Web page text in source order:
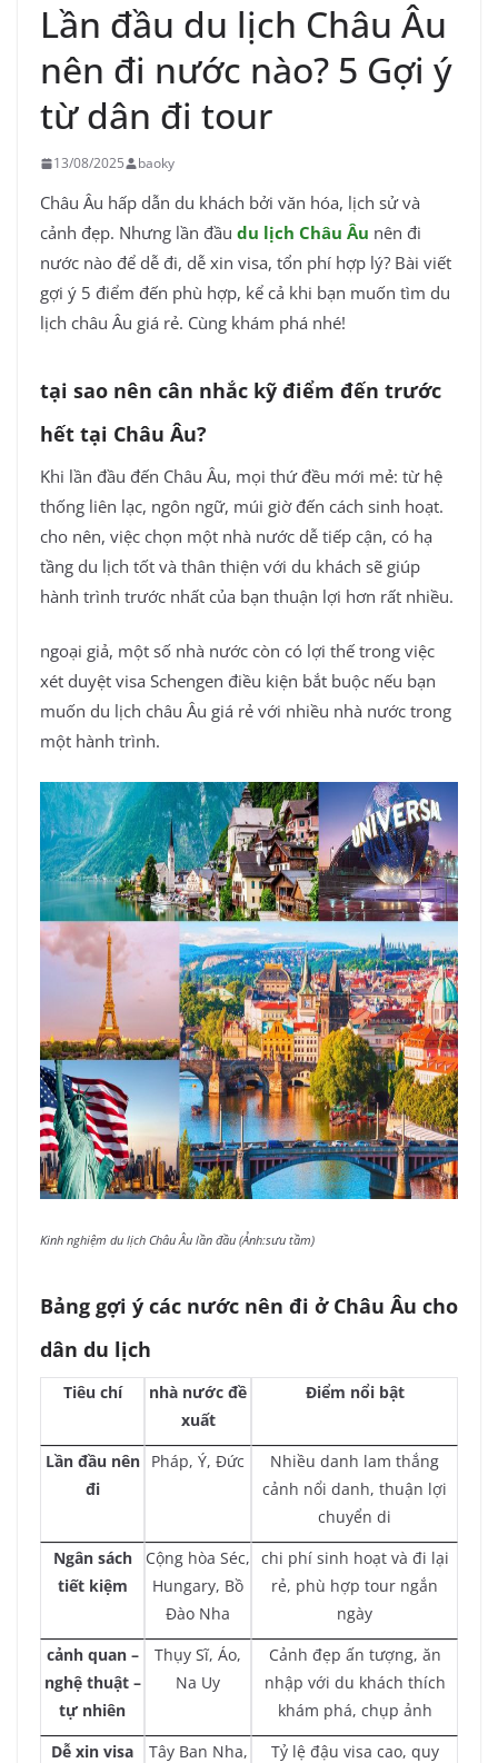
Lần đầu du lịch Châu Âu
nên đi nước nào? 5 Gợi ý
từ dân đi tour
13/08/2025 baoky
Châu Âu hấp dẫn du khách bởi văn hóa, lịch sử và
cảnh đẹp. Nhưng lần đầu du lịch Châu Âu nên đi
nước nào để dễ đi, dễ xin visa, tổn phí hợp lý? Bài viết
gợi ý 5 điểm đến phù hợp, kể cả khi bạn muốn tìm du
lịch châu Âu giá rẻ. Cùng khám phá nhé!
tại sao nên cân nhắc kỹ điểm đến trước
hết tại Châu Âu?
Khi lần đầu đến Châu Âu, mọi thứ đều mới mẻ: từ hệ
thống liên lạc, ngôn ngữ, múi giờ đến cách sinh hoạt.
cho nên, việc chọn một nhà nước dễ tiếp cận, có hạ
tầng du lịch tốt và thân thiện với du khách sẽ giúp
hành trình trước nhất của bạn thuận lợi hơn rất nhiều.
ngoại giả, một số nhà nước còn có lợi thế trong việc
xét duyệt visa Schengen điều kiện bắt buộc nếu bạn
muốn du lịch châu Âu giá rẻ với nhiều nhà nước trong
một hành trình.
Kinh nghiệm du lịch Châu Âu lần đầu (Ảnh:sưu tầm)
Bảng gợi ý các nước nên đi ở Châu Âu cho
dân du lịch
Tiêu chí
nhà nước đề
xuất
Điểm nổi bật
Lần đầu nên
đi
Pháp, Ý, Đức
Nhiều danh lam thắng
cảnh nổi danh, thuận lợi
chuyển di
Ngân sách
tiết kiệm
Cộng hòa Séc,
Hungary, Bồ
Đào Nha
chi phí sinh hoạt và đi lại
rẻ, phù hợp tour ngắn
ngày
cảnh quan –
nghệ thuật –
tự nhiên
Thụy Sĩ, Áo,
Na Uy
Cảnh đẹp ấn tượng, ăn
nhập với du khách thích
khám phá, chụp ảnh
Dễ xin visa
Tây Ban Nha,
Tỷ lệ đậu visa cao, quy